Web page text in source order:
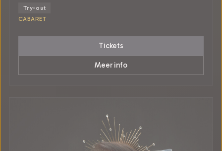
Try-out
CABARET
Tickets
Meer info